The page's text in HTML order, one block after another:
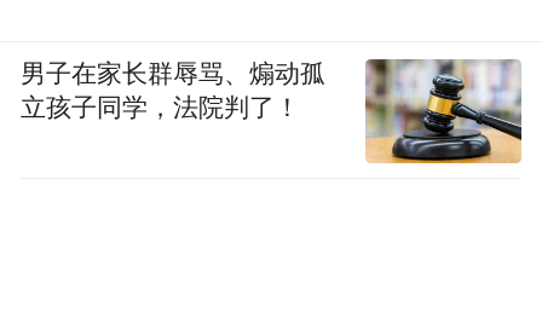
男子在家长群辱骂、煽动孤
立孩子同学，法院判了！